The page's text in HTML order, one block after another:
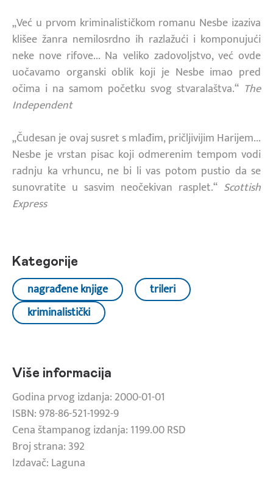
„Već u prvom kriminalističkom romanu Nesbe izaziva
klišee žanra nemilosrdno ih razlažući i komponujući
neke nove rifove... Na veliko zadovoljstvo, već ovde
uočavamo organski oblik koji je Nesbe imao pred
očima i na samom početku svog stvaralaštva.“ The
Independent
„Čudesan je ovaj susret s mlađim, pričljivijim Harijem...
Nesbe je vrstan pisac koji odmerenim tempom vodi
radnju ka vrhuncu, ne bi li vas potom pustio da se
sunovratite u sasvim neočekivan rasplet.“ Scottish
Express
Kategorije
nagrađene knjige
trileri
kriminalistički
Više informacija
Godina prvog izdanja: 2000-01-01
ISBN: 978-86-521-1992-9
Cena štampanog izdanja: 1199.00 RSD
Broj strana: 392
Izdavač: Laguna